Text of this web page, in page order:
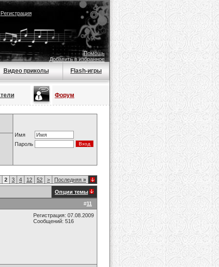
Регистрация
Помощь
Добавить в избранное
Видео приколы Flash-игры
Форум
Имя
Пароль
2 3 4 12 52 > Последняя »
Опции темы
#11
Регистрация: 07.08.2009
Сообщений: 516